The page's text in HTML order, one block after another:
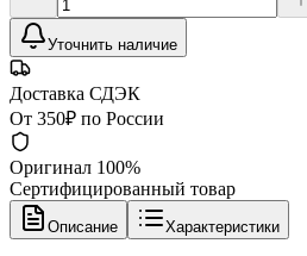
Уточнить наличие
Доставка СДЭК
От 350₽ по России
Оригинал 100%
Сертифицированный товар
Описание Характеристики